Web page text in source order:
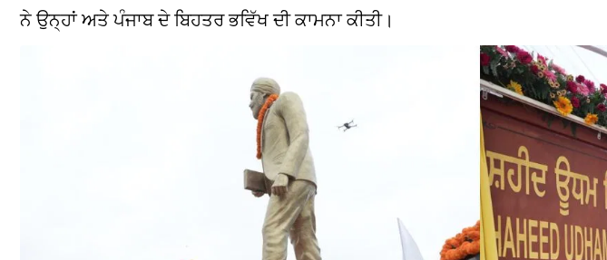
ਨੇ ਉਨ੍ਹਾਂ ਅਤੇ ਪੰਜਾਬ ਦੇ ਬਿਹਤਰ ਭਵਿੱਖ ਦੀ ਕਾਮਨਾ ਕੀਤੀ।